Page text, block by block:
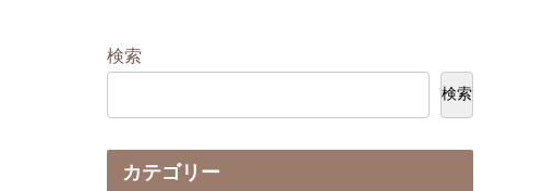
検索
検索
カテゴリー